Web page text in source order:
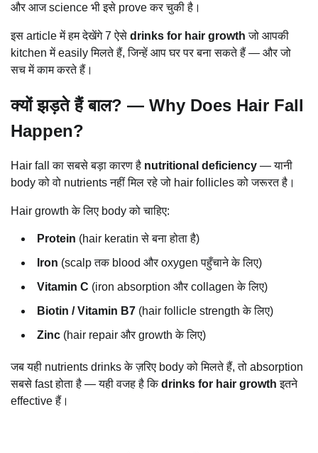
और आज science भी इसे prove कर चुकी है।
इस article में हम देखेंगे 7 ऐसे drinks for hair growth जो आपकी
kitchen में easily मिलते हैं, जिन्हें आप घर पर बना सकते हैं — और जो
सच में काम करते हैं।
क्यों झड़ते हैं बाल? — Why Does Hair Fall
Happen?
Hair fall का सबसे बड़ा कारण है nutritional deficiency — यानी
body को वो nutrients नहीं मिल रहे जो hair follicles को जरूरत है।
Hair growth के लिए body को चाहिए:
Protein (hair keratin से बना होता है)
Iron (scalp तक blood और oxygen पहुँचाने के लिए)
Vitamin C (iron absorption और collagen के लिए)
Biotin / Vitamin B7 (hair follicle strength के लिए)
Zinc (hair repair और growth के लिए)
जब यही nutrients drinks के ज़रिए body को मिलते हैं, तो absorption
सबसे fast होता है — यही वजह है किdrinks for hair growth इतने
effective हैं।